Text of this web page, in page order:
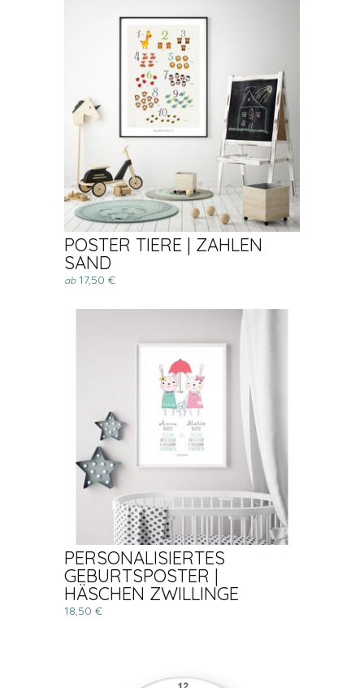
POSTER TIERE | ZAHLEN
SAND
ab17,50 €
PERSONALISIERTES
GEBURTSPOSTER |
HÄSCHEN ZWILLINGE
18,50 €